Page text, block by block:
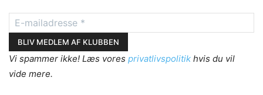
Vi spammer ikke! Læs vores privatlivspolitik hvis du vil
vide mere.